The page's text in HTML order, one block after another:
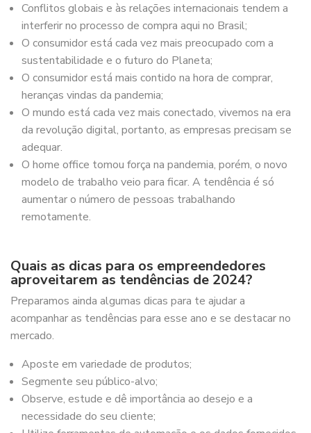
Conflitos globais e às relações internacionais tendem a
interferir no processo de compra aqui no Brasil;
O consumidor está cada vez mais preocupado com a
sustentabilidade e o futuro do Planeta;
O consumidor está mais contido na hora de comprar,
heranças vindas da pandemia;
O mundo está cada vez mais conectado, vivemos na era
da revolução digital, portanto, as empresas precisam se
adequar.
O home office tomou força na pandemia, porém, o novo
modelo de trabalho veio para ficar. A tendência é só
aumentar o número de pessoas trabalhando
remotamente.
Quais as dicas para os empreendedores
aproveitarem as tendências de 2024?
Preparamos ainda algumas dicas para te ajudar a
acompanhar as tendências para esse ano e se destacar no
mercado.
Aposte em variedade de produtos;
Segmente seu público-alvo;
Observe, estude e dê importância ao desejo e a
necessidade do seu cliente;